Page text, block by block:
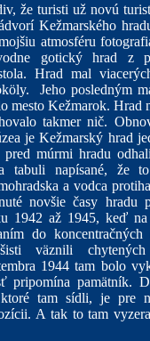
že turisti už novú
Kežmarského
atmosféru
gotický hrad z
Hrad mal
Jeho posledným
mesto Kežmarok. Hrad
takmer nič.
je Kežmarský hrad
múrmi hradu
tabuli napísané, že
a vodca
novšie časy hradu
1942 až 1945, keď na
do koncentračných
väznili chytených
1944 tam bolo
pripomína pamätník.
tam sídli, je pre
A tak to tam